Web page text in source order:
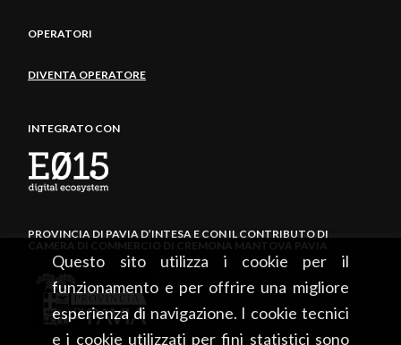
Questo sito utilizza i cookie per il
funzionamento e per offrire una migliore
esperienza di navigazione. I cookie tecnici
e i cookie utilizzati per fini statistici sono
OPERATORI
DIVENTA OPERATORE
INTEGRATO CON
PROVINCIA DI PAVIA D’INTESA E CON IL CONTRIBUTO DI
CAMERA DI COMMERCIO DI CREMONA MANTOVA PAVIA